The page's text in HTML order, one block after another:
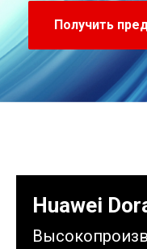
Получить
Huawei